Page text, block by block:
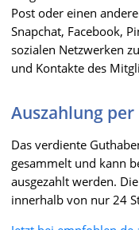
Post oder einen
Snapchat, Facebook,
sozialen Netzwerken
und Kontakte des
Auszahlung
Das verdiente
gesammelt und kann
ausgezahlt werden.
innerhalb von nur 24